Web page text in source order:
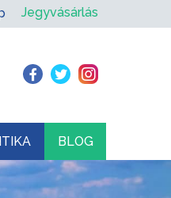
Jegyvásárlás
BLOG